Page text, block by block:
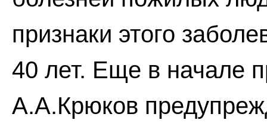
признаки этого
40 лет. Еще в начале
А.А.Крюков